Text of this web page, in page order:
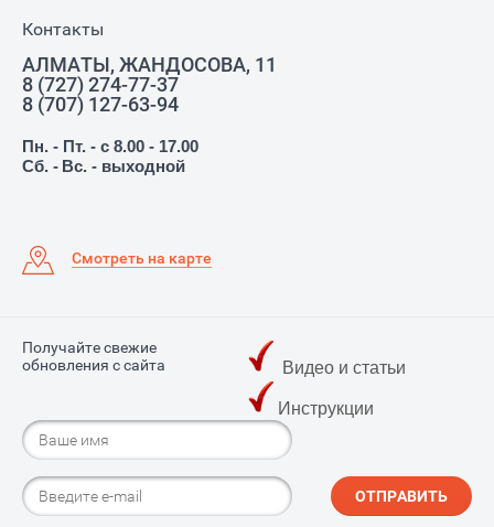
Контакты
АЛМАТЫ, ЖАНДОСОВА, 11
8 (727) 274-77-37
8 (707) 127-63-94
Пн. - Пт. - с 8.00 - 17.00
Сб. - Вс. - выходной
Смотреть на карте
Получайте свежие
обновления с сайта
Видео и статьи
Инструкции
ОТПРАВИТЬ